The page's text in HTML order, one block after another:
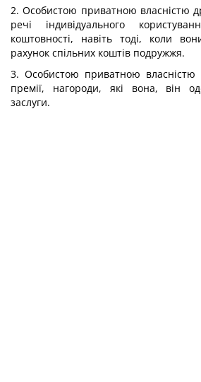
2. Особистою приватною власністю
речі індивідуального
коштовності, навіть тоді, коли
рахунок спільних коштів подружжя.
3. Особистою приватною власністю
премії, нагороди, які вона, він
заслуги.